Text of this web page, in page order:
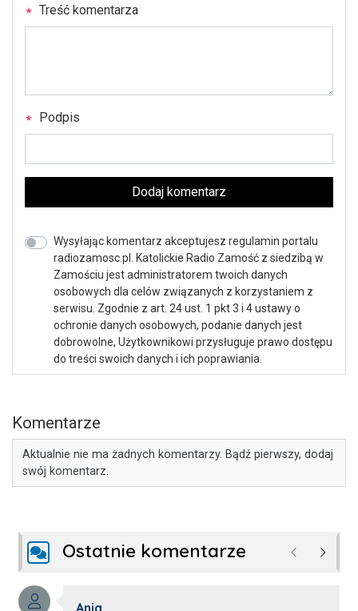
Treść komentarza
Podpis
Dodaj komentarz
Wysyłając komentarz akceptujesz regulamin portalu
radiozamosc.pl. Katolickie Radio Zamość z siedzibą w
Zamościu jest administratorem twoich danych
osobowych dla celów związanych z korzystaniem z
serwisu. Zgodnie z art. 24 ust. 1 pkt 3 i 4 ustawy o
ochronie danych osobowych, podanie danych jest
dobrowolne, Użytkownikowi przysługuje prawo dostępu
do treści swoich danych i ich poprawiania.
Komentarze
Aktualnie nie ma żadnych komentarzy. Bądź pierwszy, dodaj
swój komentarz.
Ostatnie komentarze Poprzednie
Autor komentarza: